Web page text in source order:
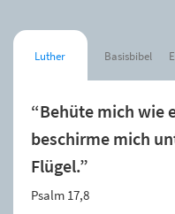
Luther Basisbibel
“Behüte mich wie
beschirme mich
Flügel.”
Psalm 17,8